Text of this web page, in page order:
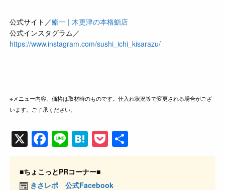
公式サイト／鮨一 | 木更津の本格鮨店
公式インスタグラム／
https://www.instagram.com/sushi_ichi_kisarazu/
※メニュー内容、価格は取材時のものです。仕入れ状況等で変更される場合がござ
います。ご了承ください。
X F
a
c
Li
n
e
H
at
e
P
o 有
■ちょこっとPRコーナー■
きさレポ 公式Facebook